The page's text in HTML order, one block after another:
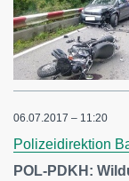
06.07.2017 – 11:20
Polizeidirektion
POL-PDKH: